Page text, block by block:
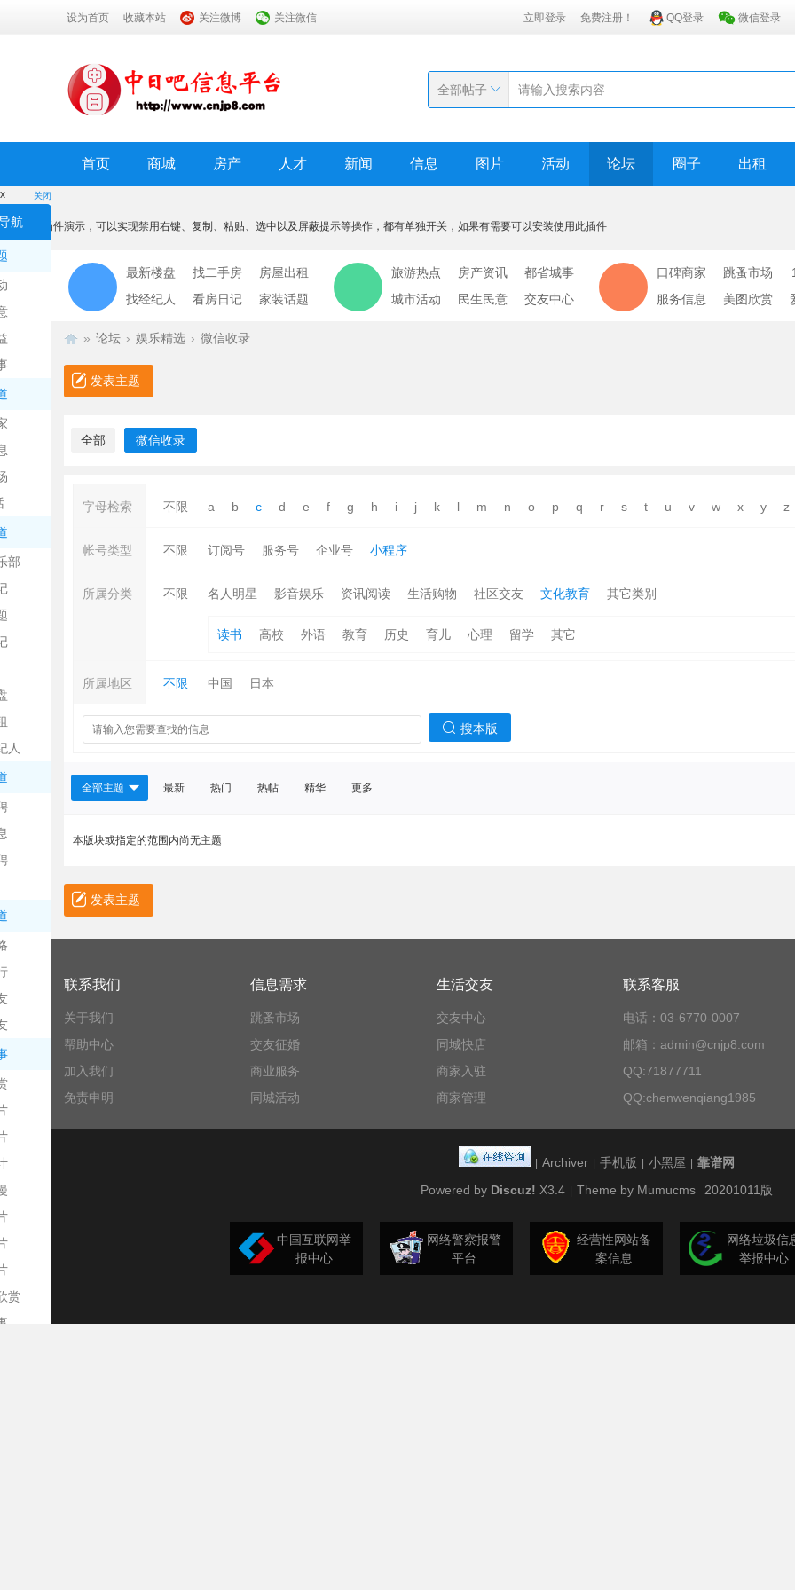
设为首页 收藏本站 关注微博 关注微信 立即登录 免费注册！ QQ登录 微信登录
全部帖子
首页 商城 房产 人才 新闻 信息 图片 活动 论坛 圈子 出租
关闭
航
部
人
赏
x
本功能为插件演示，可以实现禁用右键、复制、粘贴、选中以及屏蔽提示等操作，都有单独开关，如果有需要可以安装使用此插件
我知道了
最新楼盘 找二手房
房屋出租
找经纪人
看房日记 家装话题
旅游热点 房产资讯
都省城事
城市活动
民生民意 交友中心
口碑商家 跳蚤市场
服务信息
美图欣赏
» 论坛 › 娱乐精选 › 微信收录
发表主题
全部 微信收录
字母检索 不限 a b c d e f g h i j k l m n o p q r s t u v w x y z
帐号类型 不限 订阅号 服务号 企业号 小程序
所属分类 不限 名人明星 影音娱乐 资讯阅读 生活购物 社区交友 文化教育 其它类别
读书 高校 外语 教育 历史 育儿 心理 留学 其它
所属地区 不限 中国 日本
搜本版
全部主题 最新 热门 热帖 精华 更多
本版块或指定的范围内尚无主题
发表主题
联系我们
关于我们
帮助中心
加入我们
免责申明
信息需求
跳蚤市场
交友征婚
商业服务
同城活动
生活交友
交友中心
同城快店
商家入驻
商家管理
联系客服
电话：03-6770-0007
邮箱：admin@cnjp8.com
QQ:71877711
QQ:chenwenqiang1985
Archiver 手机版 小黑屋
靠谱网
Powered by Discuz! X3.4 Theme by Mumucms 20201011版
中国互联网举
报中心
网络警察报警
平台
经营性网站备
案信息
网络垃圾信
举报中心